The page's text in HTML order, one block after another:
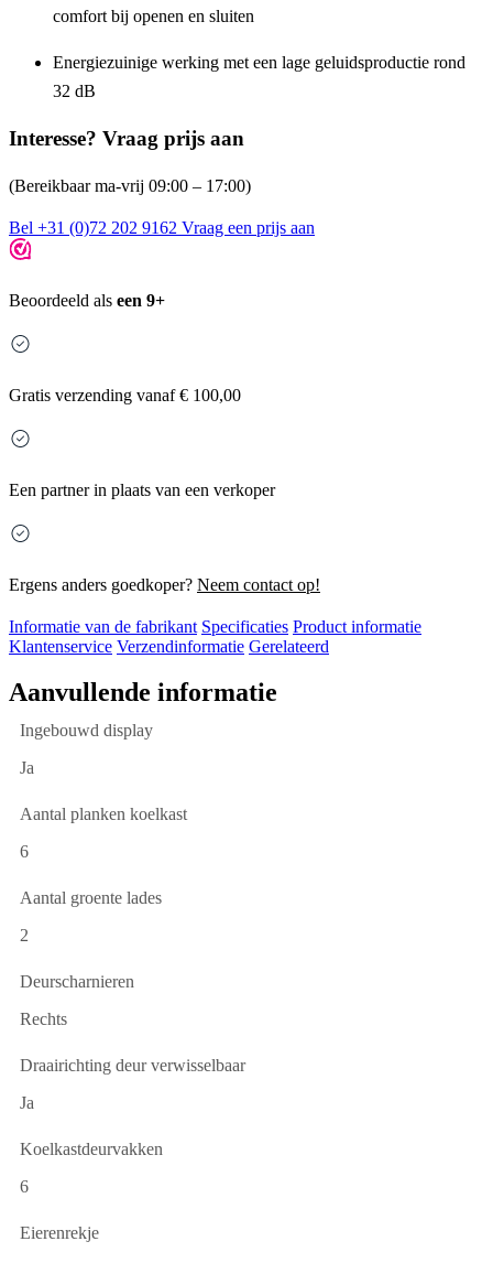
comfort bij openen en sluiten
Energiezuinige werking met een lage geluidsproductie rond
32 dB
Interesse? Vraag prijs aan
(Bereikbaar ma-vrij 09:00 – 17:00)
Bel +31 (0)72 202 9162 Vraag een prijs aan
Beoordeeld als een 9+
Gratis verzending vanaf € 100,00
Een partner in plaats van een verkoper
Ergens anders goedkoper? Neem contact op!
Informatie van de fabrikant Specificaties Product informatie
Klantenservice Verzendinformatie Gerelateerd
Aanvullende informatie
Ingebouwd display
Ja
Aantal planken koelkast
6
Aantal groente lades
2
Deurscharnieren
Rechts
Draairichting deur verwisselbaar
Ja
Koelkastdeurvakken
6
Eierenrekje